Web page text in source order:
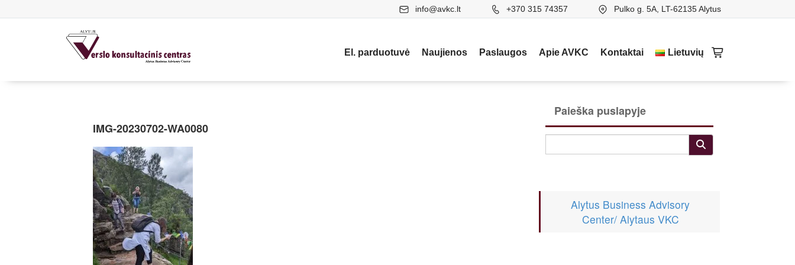
info@avkc.lt +370 315 74357 Pulko g. 5A, LT-62135 Alytus
El. parduotuvė Naujienos Paslaugos Apie AVKC Kontaktai Lietuvių
IMG-20230702-WA0080
Paieška puslapyje
Alytus Business Advisory
Center/ Alytaus VKC